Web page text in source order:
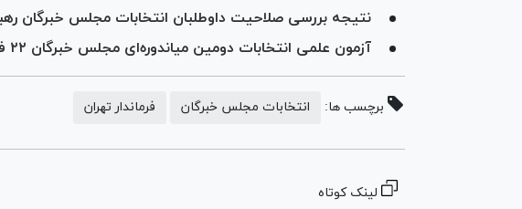
نتیجه بررسی صلاحیت داوطلبان انتخابات مجلس خبرگان
آزمون علمی انتخابات دومین میاندوره‌ای مجلس خبرگان ۲۲ فروردین برگزار می‌شود
برچسب ها: انتخابات مجلس خبرگان فرماندار تهران
لینک کوتاه